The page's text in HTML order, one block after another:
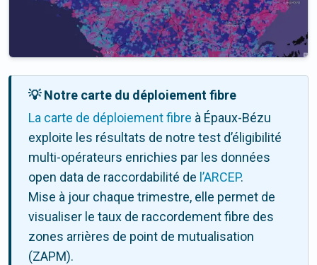
💡 Notre carte du déploiement fibre
La carte de déploiement fibre à Épaux-Bézu
exploite les résultats de notre test d’éligibilité
multi-opérateurs enrichies par les données
open data de raccordabilité de l’ARCEP.
Mise à jour chaque trimestre, elle permet de
visualiser le taux de raccordement fibre des
zones arrières de point de mutualisation
(ZAPM).